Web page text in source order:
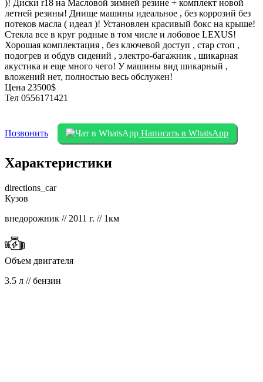
)! Диски r18 на Масловой зимней резине + комплект новой
летней резины! Днище машины идеальное , без коррозий без
потеков масла ( идеал )! Установлен красивый бокс на крыше!
Стекла все в круг родные в том числе и лобовое LEXUS!
Хорошая комплектация , без ключевой доступ , стар стоп ,
подогрев и обдув сидений , электро-багажник , шикарная
акустика и еще много чего! У машины вид шикарный ,
вложений нет, полностью весь обслужен!
Цена 23500$
Тел 0556171421
Позвонить Написать в WhatsApp
Характеристики
directions_car
Кузов
внедорожник // 2011 г. // 1км
Объем двигателя
3.5 л // бензин